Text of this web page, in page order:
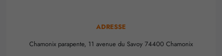
ADRESSE
Chamonix parapente, 11 avenue du Savoy 74400 Chamonix